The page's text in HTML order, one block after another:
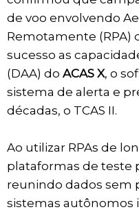
de voo envolvendo
Remotamente (RPA)
sucesso as
(DAA) do ACAS X, o
sistema de alerta e
décadas, o TCAS II.
Ao utilizar RPAs de
plataformas de teste
reunindo dados sem
sistemas autônomos